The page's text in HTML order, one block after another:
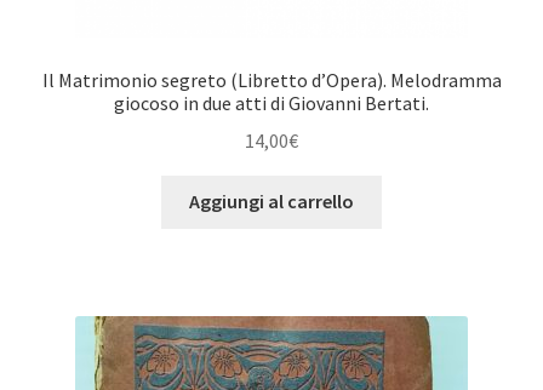
Il Matrimonio segreto (Libretto d’Opera). Melodramma
giocoso in due atti di Giovanni Bertati.
14,00€
Aggiungi al carrello